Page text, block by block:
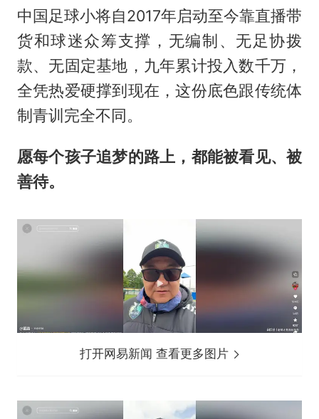
中国足球小将自2017年启动至今靠直播带
货和球迷众筹支撑，无编制、无足协拨
款、无固定基地，九年累计投入数千万，
全凭热爱硬撑到现在，这份底色跟传统体
制青训完全不同。
愿每个孩子追梦的路上，都能被看见、被
善待。
打开网易新闻 查看更多图片